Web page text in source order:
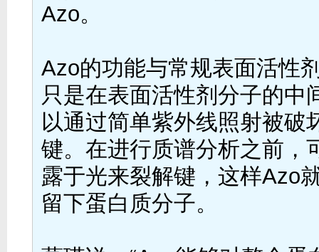
Azo。
Azo的功能与常规表面活性
只是在表面活性剂分子的中
以通过简单紫外线照射被破
键。在进行质谱分析之前，
露于光来裂解键，这样Azo
留下蛋白质分子。